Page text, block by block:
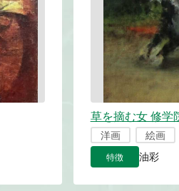
草を摘む女 修学
洋画 絵画
特徴 油彩